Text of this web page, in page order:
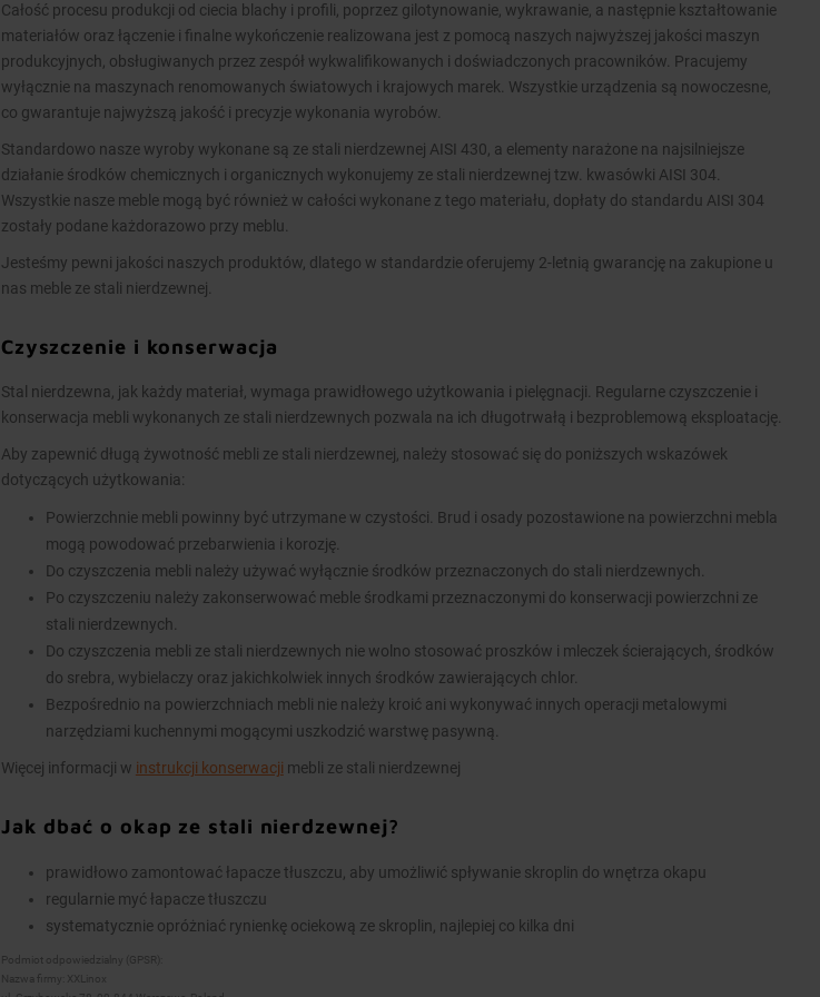
Całość procesu produkcji od ciecia blachy i profili, poprzez gilotynowanie, wykrawanie, a następnie kształtowanie
materiałów oraz łączenie i finalne wykończenie realizowana jest z pomocą naszych najwyższej jakości maszyn
produkcyjnych, obsługiwanych przez zespół wykwalifikowanych i doświadczonych pracowników. Pracujemy
wyłącznie na maszynach renomowanych światowych i krajowych marek. Wszystkie urządzenia są nowoczesne,
co gwarantuje najwyższą jakość i precyzje wykonania wyrobów.
Standardowo nasze wyroby wykonane są ze stali nierdzewnej AISI 430, a elementy narażone na najsilniejsze
działanie środków chemicznych i organicznych wykonujemy ze stali nierdzewnej tzw. kwasówki AISI 304.
Wszystkie nasze meble mogą być również w całości wykonane z tego materiału, dopłaty do standardu AISI 304
zostały podane każdorazowo przy meblu.
Jesteśmy pewni jakości naszych produktów, dlatego w standardzie oferujemy 2-letnią gwarancję na zakupione u
nas meble ze stali nierdzewnej.
Czyszczenie i konserwacja
Stal nierdzewna, jak każdy materiał, wymaga prawidłowego użytkowania i pielęgnacji. Regularne czyszczenie i
konserwacja mebli wykonanych ze stali nierdzewnych pozwala na ich długotrwałą i bezproblemową eksploatację.
Aby zapewnić długą żywotność mebli ze stali nierdzewnej, należy stosować się do poniższych wskazówek
dotyczących użytkowania:
Powierzchnie mebli powinny być utrzymane w czystości. Brud i osady pozostawione na powierzchni mebla
mogą powodować przebarwienia i korozję.
Do czyszczenia mebli należy używać wyłącznie środków przeznaczonych do stali nierdzewnych.
Po czyszczeniu należy zakonserwować meble środkami przeznaczonymi do konserwacji powierzchni ze
stali nierdzewnych.
Do czyszczenia mebli ze stali nierdzewnych nie wolno stosować proszków i mleczek ścierających, środków
do srebra, wybielaczy oraz jakichkolwiek innych środków zawierających chlor.
Bezpośrednio na powierzchniach mebli nie należy kroić ani wykonywać innych operacji metalowymi
narzędziami kuchennymi mogącymi uszkodzić warstwę pasywną.
Więcej informacji w instrukcji konserwacji mebli ze stali nierdzewnej
Jak dbać o okap ze stali nierdzewnej?
prawidłowo zamontować łapacze tłuszczu, aby umożliwić spływanie skroplin do wnętrza okapu
regularnie myć łapacze tłuszczu
systematycznie opróżniać rynienkę ociekową ze skroplin, najlepiej co kilka dni
Podmiot odpowiedzialny (GPSR):
Nazwa firmy: XXLinox